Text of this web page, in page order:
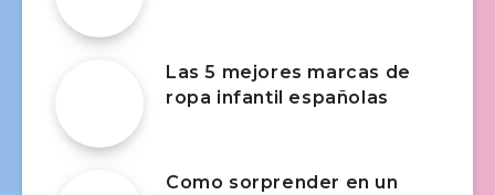
Las 5 mejores marcas de
ropa infantil españolas
Como sorprender en un